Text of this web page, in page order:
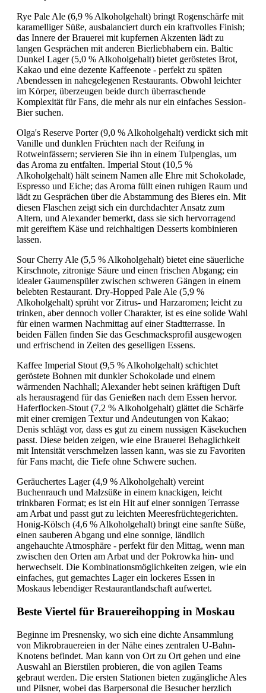
Rye Pale Ale (6,9 % Alkoholgehalt) bringt Rogenschärfe mit
karamelliger Süße, ausbalanciert durch ein kraftvolles Finish;
das Innere der Brauerei mit kupfernen Akzenten lädt zu
langen Gesprächen mit anderen Bierliebhabern ein. Baltic
Dunkel Lager (5,0 % Alkoholgehalt) bietet geröstetes Brot,
Kakao und eine dezente Kaffeenote - perfekt zu späten
Abendessen in nahegelegenen Restaurants. Obwohl leichter
im Körper, überzeugen beide durch überraschende
Komplexität für Fans, die mehr als nur ein einfaches Session-
Bier suchen.
Olga's Reserve Porter (9,0 % Alkoholgehalt) verdickt sich mit
Vanille und dunklen Früchten nach der Reifung in
Rotweinfässern; servieren Sie ihn in einem Tulpenglas, um
das Aroma zu entfalten. Imperial Stout (10,5 %
Alkoholgehalt) hält seinem Namen alle Ehre mit Schokolade,
Espresso und Eiche; das Aroma füllt einen ruhigen Raum und
lädt zu Gesprächen über die Abstammung des Bieres ein. Mit
diesen Flaschen zeigt sich ein durchdachter Ansatz zum
Altern, und Alexander bemerkt, dass sie sich hervorragend
mit gereiftem Käse und reichhaltigen Desserts kombinieren
lassen.
Sour Cherry Ale (5,5 % Alkoholgehalt) bietet eine säuerliche
Kirschnote, zitronige Säure und einen frischen Abgang; ein
idealer Gaumenspüler zwischen schweren Gängen in einem
belebten Restaurant. Dry-Hopped Pale Ale (5,9 %
Alkoholgehalt) sprüht vor Zitrus- und Harzaromen; leicht zu
trinken, aber dennoch voller Charakter, ist es eine solide Wahl
für einen warmen Nachmittag auf einer Stadtterrasse. In
beiden Fällen finden Sie das Geschmacksprofil ausgewogen
und erfrischend in Zeiten des geselligen Essens.
Kaffee Imperial Stout (9,5 % Alkoholgehalt) schichtet
geröstete Bohnen mit dunkler Schokolade und einem
wärmenden Nachhall; Alexander hebt seinen kräftigen Duft
als herausragend für das Genießen nach dem Essen hervor.
Haferflocken-Stout (7,2 % Alkoholgehalt) glättet die Schärfe
mit einer cremigen Textur und Andeutungen von Kakao;
Denis schlägt vor, dass es gut zu einem nussigen Käsekuchen
passt. Diese beiden zeigen, wie eine Brauerei Behaglichkeit
mit Intensität verschmelzen lassen kann, was sie zu Favoriten
für Fans macht, die Tiefe ohne Schwere suchen.
Geräuchertes Lager (4,9 % Alkoholgehalt) vereint
Buchenrauch und Malzsüße in einem knackigen, leicht
trinkbaren Format; es ist ein Hit auf einer sonnigen Terrasse
am Arbat und passt gut zu leichten Meeresfrüchtegerichten.
Honig-Kölsch (4,6 % Alkoholgehalt) bringt eine sanfte Süße,
einen sauberen Abgang und eine sonnige, ländlich
angehauchte Atmosphäre - perfekt für den Mittag, wenn man
zwischen den Orten am Arbat und der Pokrowka hin- und
herwechselt. Die Kombinationsmöglichkeiten zeigen, wie ein
einfaches, gut gemachtes Lager ein lockeres Essen in
Moskaus lebendiger Restaurantlandschaft aufwertet.
Beste Viertel für Brauereihopping in Moskau
Beginne im Presnensky, wo sich eine dichte Ansammlung
von Mikrobrauereien in der Nähe eines zentralen U-Bahn-
Knotens befindet. Man kann von Ort zu Ort gehen und eine
Auswahl an Bierstilen probieren, die von agilen Teams
gebraut werden. Die ersten Stationen bieten zugängliche Ales
und Pilsner, wobei das Barpersonal die Besucher herzlich